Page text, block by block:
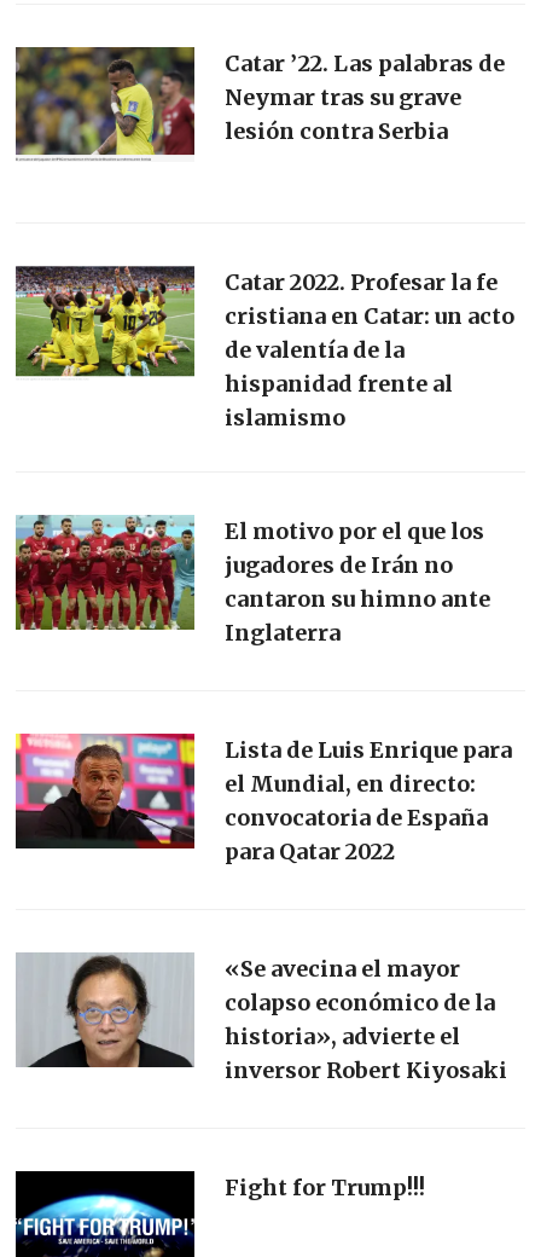
Catar ’22. Las palabras de
Neymar tras su grave
lesión contra Serbia
Catar 2022. Profesar la fe
cristiana en Catar: un acto
de valentía de la
hispanidad frente al
islamismo
El motivo por el que los
jugadores de Irán no
cantaron su himno ante
Inglaterra
Lista de Luis Enrique para
el Mundial, en directo:
convocatoria de España
para Qatar 2022
«Se avecina el mayor
colapso económico de la
historia», advierte el
inversor Robert Kiyosaki
Fight for Trump!!!